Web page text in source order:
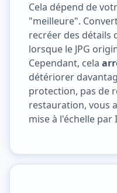
Cela dépend de
"meilleure".
recréer des détails
lorsque le JPG
Cependant, cela
détériorer
protection, pas de
restauration, vous
mise à l'échelle par